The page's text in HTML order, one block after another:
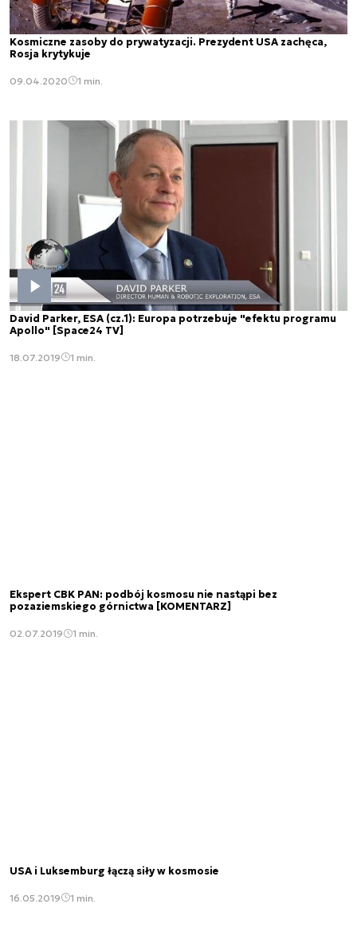
Kosmiczne zasoby do prywatyzacji. Prezydent USA zachęca,
Rosja krytykuje
09.04.2020 1 min.
David Parker, ESA (cz.1): Europa potrzebuje "efektu programu
Apollo" [Space24 TV]
18.07.2019 1 min.
Ekspert CBK PAN: podbój kosmosu nie nastąpi bez
pozaziemskiego górnictwa [KOMENTARZ]
02.07.2019 1 min.
USA i Luksemburg łączą siły w kosmosie
16.05.2019 1 min.